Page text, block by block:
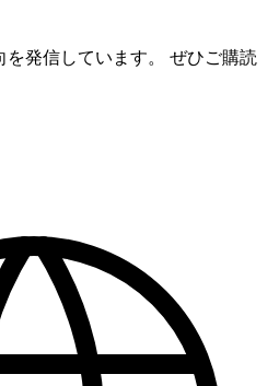
発信しています。 ぜひご購読